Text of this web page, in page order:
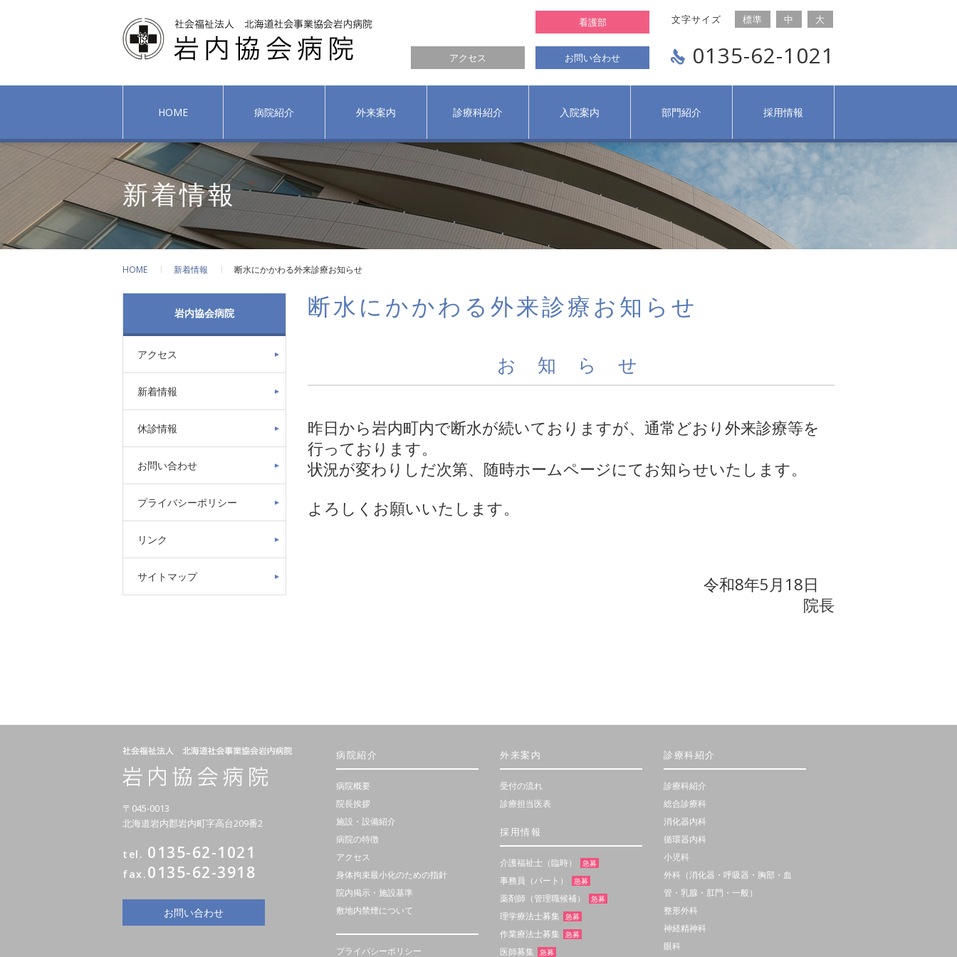
アクセス お問い合わせ
看護部 文字サイズ 標準 中 大
0135-62-1021
HOME 病院紹介 外来案内 診療科紹介 入院案内 部門紹介 採用情報
新着情報
HOME 新着情報 断水にかかわる外来診療お知らせ
岩内協会病院
アクセス
新着情報
休診情報
お問い合わせ
プライバシーポリシー
リンク
サイトマップ
断水にかかわる外来診療お知らせ
お 知 ら せ
昨日から岩内町内で断水が続いておりますが、通常どおり外来診療等を
行っております。
状況が変わりしだ次第、随時ホームページにてお知らせいたします。
よろしくお願いいたします。
令和8年5月18日
院長
〒045-0013
北海道岩内郡岩内町字高台209番2
tel. 0135-62-1021
fax. 0135-62-3918
お問い合わせ
病院紹介
病院概要
院長挨拶
施設・設備紹介
病院の特徴
アクセス
身体拘束最小化のための指針
院内掲示・施設基準
敷地内禁煙について
プライバシーポリシー
外来案内
受付の流れ
診療担当医表
採用情報
介護福祉士（臨時） 急募
事務員（パート） 急募
薬剤師（管理職候補） 急募
理学療法士募集 急募
作業療法士募集 急募
医師募集 急募
診療科紹介
診療科紹介
総合診療科
消化器内科
循環器内科
小児科
外科（消化器・呼吸器・胸部・血
管・乳腺・肛門・一般）
整形外科
神経精神科
眼科